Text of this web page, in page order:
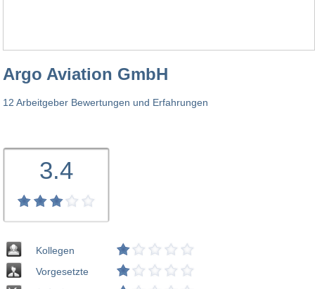
Argo Aviation GmbH
12 Arbeitgeber Bewertungen und Erfahrungen
3.4
Kollegen
Vorgesetzte